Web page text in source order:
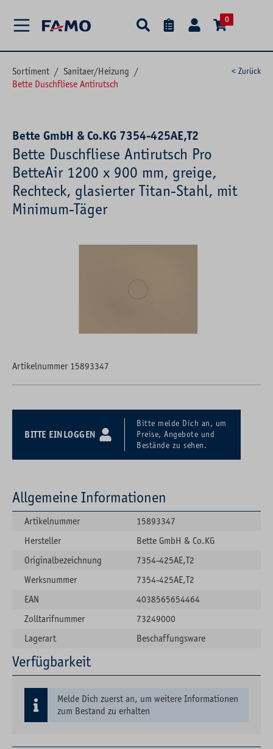
0
Sortiment / Sanitaer/Heizung /
Bette Duschfliese Antirutsch
< Zurück
Bette GmbH & Co.KG 7354-425AE,T2
Bette Duschfliese Antirutsch Pro
BetteAir 1200 x 900 mm, greige,
Rechteck, glasierter Titan-Stahl, mit
Minimum-Täger
Artikelnummer 15893347
BITTE EINLOGGEN
Bitte melde Dich an, um
Preise, Angebote und
Bestände zu sehen.
Allgemeine Informationen
Artikelnummer
15893347
Hersteller
Bette GmbH & Co.KG
Originalbezeichnung
7354-425AE,T2
Werksnummer
7354-425AE,T2
EAN
4038565654464
Zolltarifnummer
73249000
Lagerart
Beschaffungsware
Verfügbarkeit
Melde Dich zuerst an, um weitere Informationen
zum Bestand zu erhalten